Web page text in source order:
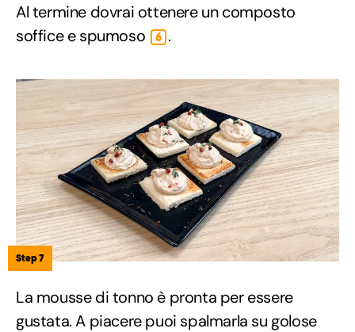
Al termine dovrai ottenere un composto
soffice e spumoso
6 .
Step 7
La mousse di tonno è pronta per essere
gustata. A piacere puoi spalmarla su golose